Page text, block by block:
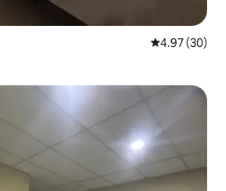
평점 4.97점(5
4.97 (30)